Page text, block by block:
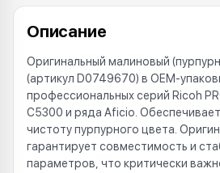
Описание
Оригинальный малиновый
(артикул D0749670) в OEM-
профессиональных серий Ricoh
C5300 и ряда Aficio.
чистоту пурпурного цвета.
гарантирует совместимость и
параметров, что критически